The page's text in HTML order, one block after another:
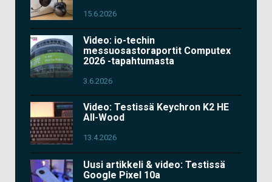
15.6.2026
Video: io-techin
messuosastoraportit Computex
2026 -tapahtumasta
3.6.2026
Video: Testissä Keychron K2 HE
All-Wood
13.4.2026
Uusi artikkeli & video: Testissä
Google Pixel 10a